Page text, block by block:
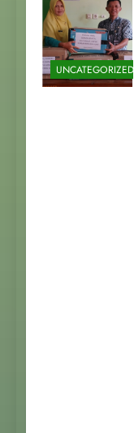
UNCATEGORIZED